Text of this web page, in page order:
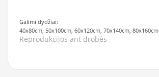
Galimi dydžiai:
40x80cm, 50x100cm, 60x120cm, 70x140cm, 80x160cm
Reprodukcijos ant drobės